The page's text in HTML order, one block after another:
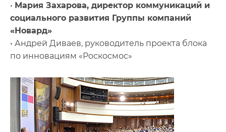
• Мария Захарова, директор коммуникаций и
социального развития Группы компаний
«Новард»
• Андрей Диваев, руководитель проекта блока
по инновациям «Роскосмос»